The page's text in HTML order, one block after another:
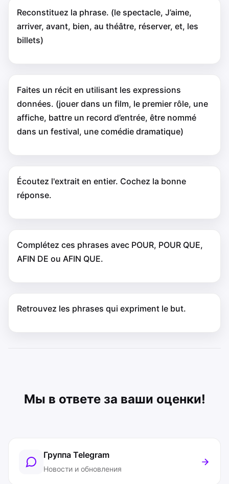
Reconstituez la phrase. (le spectacle, J’aime,
arriver, avant, bien, au théâtre, réserver, et, les
billets)
Faites un récit en utilisant les expressions
données. (jouer dans un film, le premier rôle, une
affiche, battre un record d’entrée, être nommé
dans un festival, une comédie dramatique)
Écoutez l'extrait en entier. Cochez la bonne
réponse.
Complétez ces phrases avec POUR, POUR QUE,
AFIN DE ou AFIN QUE.
Retrouvez les phrases qui expriment le but.
Мы в ответе за ваши оценки!
Группа Telegram
Новости и обновления